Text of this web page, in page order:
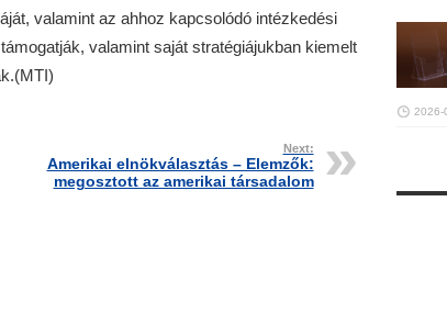
valamint az ahhoz kapcsolódó intézkedési
valamint saját stratégiájukban kiemelt
Next:
Amerikai elnökválasztás – Elemzők:
megosztott az amerikai társadalom
2026-